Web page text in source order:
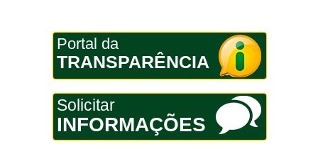
Portal da
TRANSPARÊNCIA
Solicitar
INFORMAÇÕES